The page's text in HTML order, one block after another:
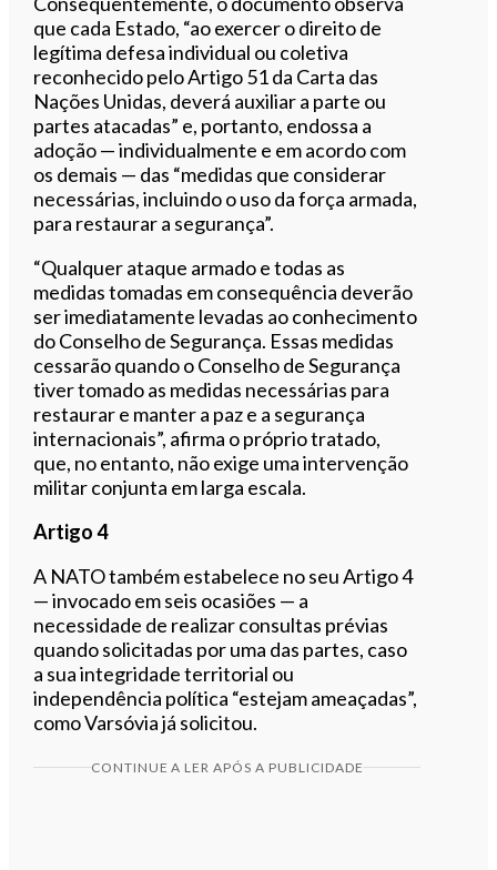
que cada Estado, “ao exercer o direito de
legítima defesa individual ou coletiva
reconhecido pelo Artigo 51 da Carta das
Nações Unidas, deverá auxiliar a parte ou
partes atacadas” e, portanto, endossa a
adoção — individualmente e em acordo com
os demais — das “medidas que considerar
necessárias, incluindo o uso da força armada,
para restaurar a segurança”.
“Qualquer ataque armado e todas as
medidas tomadas em consequência deverão
ser imediatamente levadas ao conhecimento
do Conselho de Segurança. Essas medidas
cessarão quando o Conselho de Segurança
tiver tomado as medidas necessárias para
restaurar e manter a paz e a segurança
internacionais”, afirma o próprio tratado,
que, no entanto, não exige uma intervenção
militar conjunta em larga escala.
Artigo 4
A NATO também estabelece no seu Artigo 4
— invocado em seis ocasiões — a
necessidade de realizar consultas prévias
quando solicitadas por uma das partes, caso
a sua integridade territorial ou
independência política “estejam ameaçadas”,
como Varsóvia já solicitou.
CONTINUE A LER APÓS A PUBLICIDADE